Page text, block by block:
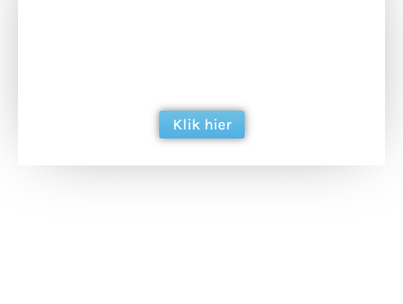
Klik hier